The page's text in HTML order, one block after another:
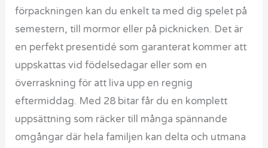
förpackningen kan du enkelt ta med dig spelet på
semestern, till mormor eller på picknicken. Det är
en perfekt presentidé som garanterat kommer att
uppskattas vid födelsedagar eller som en
överraskning för att liva upp en regnig
eftermiddag. Med 28 bitar får du en komplett
uppsättning som räcker till många spännande
omgångar där hela familjen kan delta och utmana